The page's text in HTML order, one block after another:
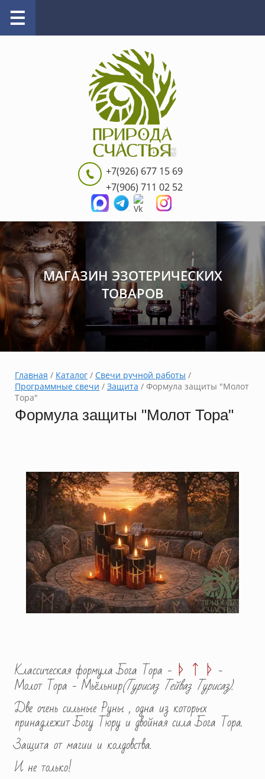
+7(926) 677 15 69
+7(906) 711 02 52
МАГАЗИН ЭЗОТЕРИЧЕСКИХ
ТОВАРОВ
Главная / Каталог / Свечи ручной работы
Программные свечи / Защита / Формула защиты "Молот
Тора"
Формула защиты "Молот Тора"
Классическая формула Бога Тора - ᚦ ᛏ ᚦ -
Молот Тора - Мьёльнир(Турисаз Тейваз Турисаз).
Две очень сильные Руны , одна из которых
принадлежит Богу Тюру и двойная сила Бога Тора.
Защита от магии и колдовства.
И не только!